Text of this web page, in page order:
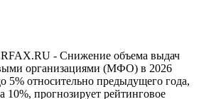
- Снижение объема выдач
организациями (МФО) в 2026
5% относительно предыдущего года,
прогнозирует рейтинговое